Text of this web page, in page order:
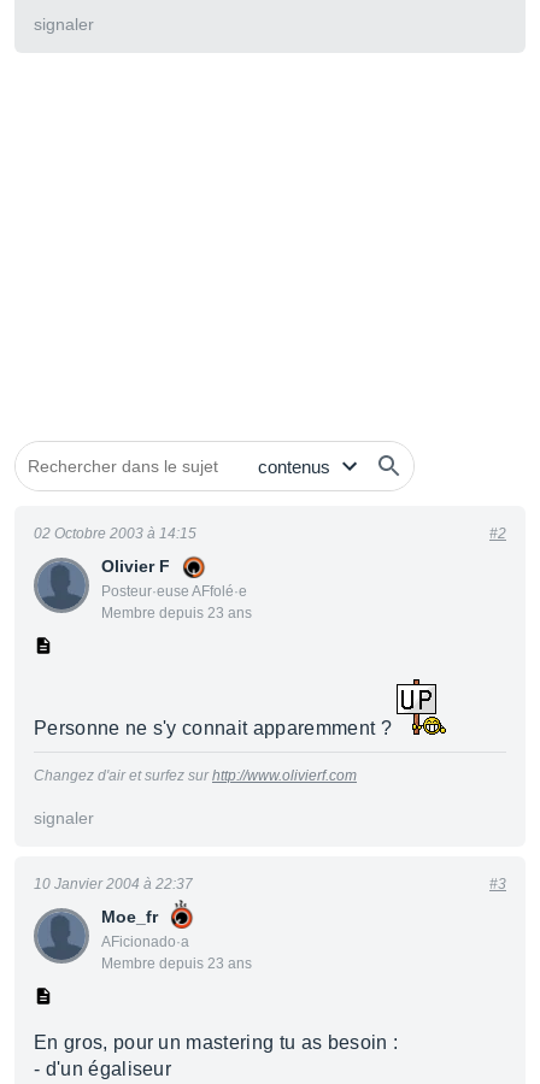
signaler
Olivier F
Posteur·euse AFfolé·e
Membre depuis 23 ans
02 Octobre 2003 à 14:15 #2
Personne ne s'y connait apparemment ?
Changez d'air et surfez surhttp://www.olivierf.com
signaler
Moe_fr
AFicionado·a
Membre depuis 23 ans
10 Janvier 2004 à 22:37 #3
En gros, pour un mastering tu as besoin :
- d'un égaliseur